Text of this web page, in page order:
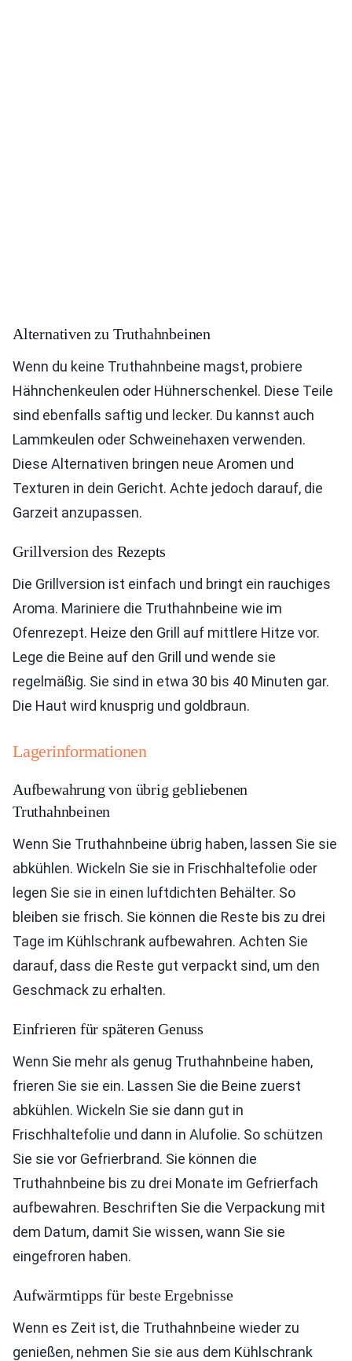
Alternativen zu Truthahnbeinen
Wenn du keine Truthahnbeine magst, probiere
Hähnchenkeulen oder Hühnerschenkel. Diese Teile
sind ebenfalls saftig und lecker. Du kannst auch
Lammkeulen oder Schweinehaxen verwenden.
Diese Alternativen bringen neue Aromen und
Texturen in dein Gericht. Achte jedoch darauf, die
Garzeit anzupassen.
Grillversion des Rezepts
Die Grillversion ist einfach und bringt ein rauchiges
Aroma. Mariniere die Truthahnbeine wie im
Ofenrezept. Heize den Grill auf mittlere Hitze vor.
Lege die Beine auf den Grill und wende sie
regelmäßig. Sie sind in etwa 30 bis 40 Minuten gar.
Die Haut wird knusprig und goldbraun.
Lagerinformationen
Aufbewahrung von übrig gebliebenen
Truthahnbeinen
Wenn Sie Truthahnbeine übrig haben, lassen Sie sie
abkühlen. Wickeln Sie sie in Frischhaltefolie oder
legen Sie sie in einen luftdichten Behälter. So
bleiben sie frisch. Sie können die Reste bis zu drei
Tage im Kühlschrank aufbewahren. Achten Sie
darauf, dass die Reste gut verpackt sind, um den
Geschmack zu erhalten.
Einfrieren für späteren Genuss
Wenn Sie mehr als genug Truthahnbeine haben,
frieren Sie sie ein. Lassen Sie die Beine zuerst
abkühlen. Wickeln Sie sie dann gut in
Frischhaltefolie und dann in Alufolie. So schützen
Sie sie vor Gefrierbrand. Sie können die
Truthahnbeine bis zu drei Monate im Gefrierfach
aufbewahren. Beschriften Sie die Verpackung mit
dem Datum, damit Sie wissen, wann Sie sie
eingefroren haben.
Aufwärmtipps für beste Ergebnisse
Wenn es Zeit ist, die Truthahnbeine wieder zu
genießen, nehmen Sie sie aus dem Kühlschrank